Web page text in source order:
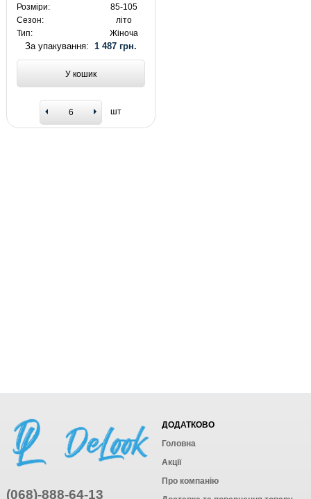
Розміри:
85-105
Сезон:
літо
Тип:
Жіноча
За упакування: 1 487 грн.
У кошик
шт
(068)-888-64-13
ДОДАТКОВО
Головна
Акції
Про компанію